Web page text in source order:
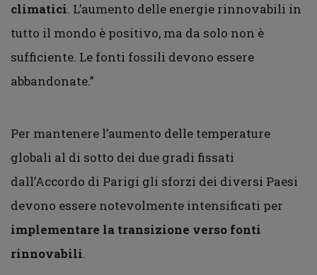
climatici. L’aumento delle energie rinnovabili in
tutto il mondo è positivo, ma da solo non è
sufficiente. Le fonti fossili devono essere
abbandonate.”
Per mantenere l’aumento delle temperature
globali al di sotto dei due gradi fissati
dall’Accordo di Parigi gli sforzi dei diversi Paesi
devono essere notevolmente intensificati per
implementare la transizione verso fonti
rinnovabili.